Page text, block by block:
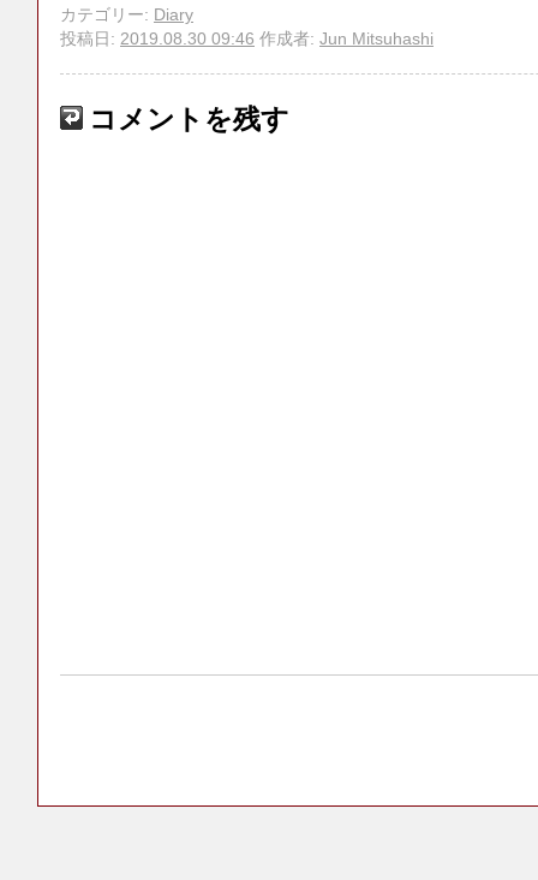
カテゴリー: Diary
投稿日: 2019.08.30 09:46 作成者: Jun Mitsuhashi
コメントを残す